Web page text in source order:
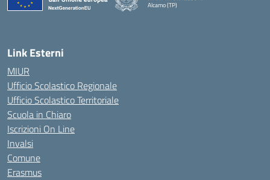
Alcamo (TP)
Link Esterni
MIUR
Ufficio Scolastico Regionale
Ufficio Scolastico Territoriale
Scuola in Chiaro
Iscrizioni On Line
Invalsi
Comune
Erasmus